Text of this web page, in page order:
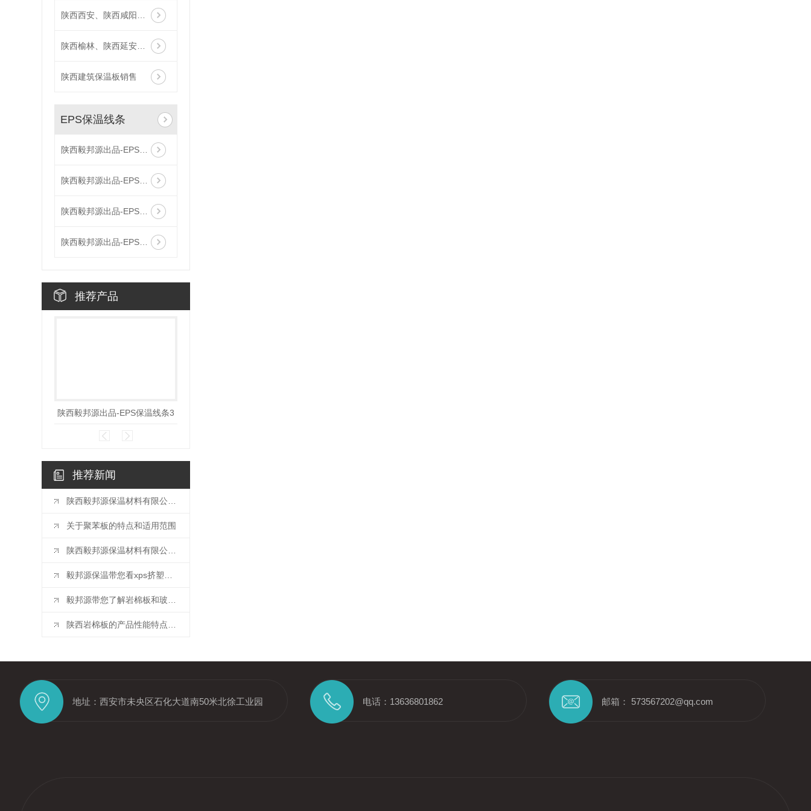
陕西西安、陕西咸阳厂家供应,厂家直供TEPS保温板
陕西榆林、陕西延安厂家供应,厂家直供TEPS保温板
陕西建筑保温板销售
EPS保温线条
陕西毅邦源出品-EPS保温线条3
陕西毅邦源出品-EPS保温线条2
陕西毅邦源出品-EPS保温线条1
陕西毅邦源出品-EPS保温线条
推荐产品
陕西毅邦源出品-EPS保温线条3
推荐新闻
陕西毅邦源保温材料有限公司的保温材料核心优势都有哪些？
关于聚苯板的特点和适用范围
陕西毅邦源保温材料有限公司的市场竞争力体现在哪些方面？
毅邦源保温带您看xps挤塑板的应用范围有哪些？
毅邦源带您了解岩棉板和玻璃棉板有什么区别？
陕西岩棉板的产品性能特点和用途
地址：西安市未央区石化大道南50米北徐工业园 电话：13636801862 邮箱： 573567202@qq.com